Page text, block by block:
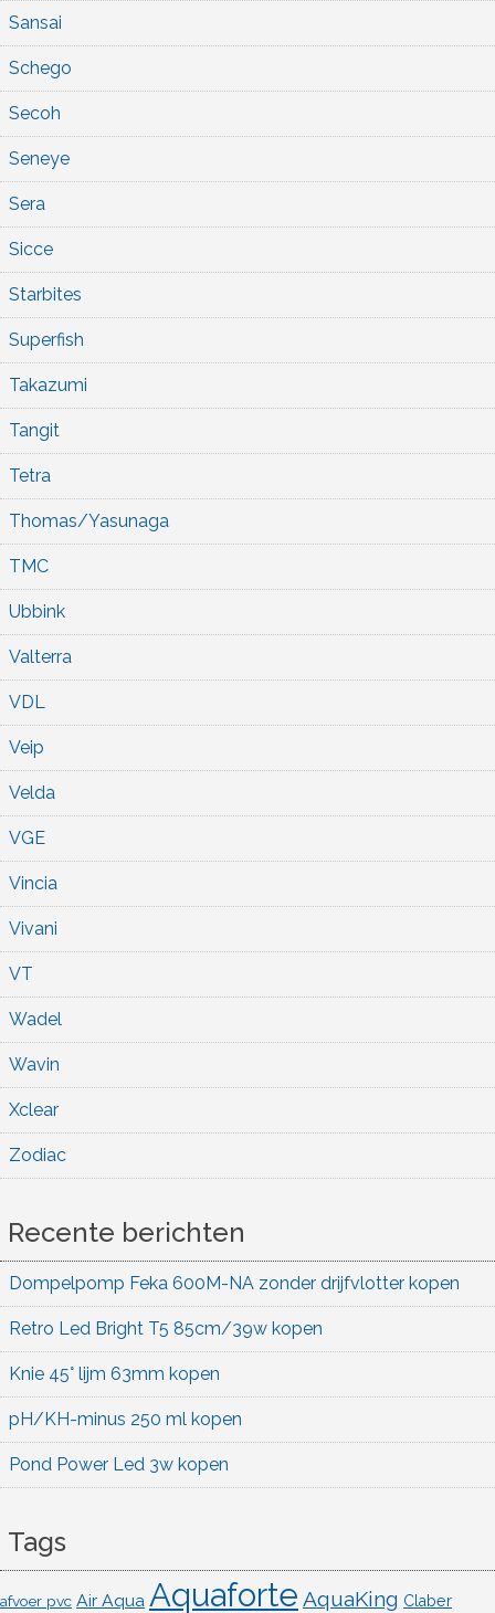
Sansai
Schego
Secoh
Seneye
Sera
Sicce
Starbites
Superfish
Takazumi
Tangit
Tetra
Thomas/Yasunaga
TMC
Ubbink
Valterra
VDL
Veip
Velda
VGE
Vincia
Vivani
VT
Wadel
Wavin
Xclear
Zodiac
Recente berichten
Dompelpomp Feka 600M-NA zonder drijfvlotter kopen
Retro Led Bright T5 85cm/39w kopen
Knie 45° lijm 63mm kopen
pH/KH-minus 250 ml kopen
Pond Power Led 3w kopen
Tags
afvoer pvc Air Aqua Aquaforte AquaKing Claber